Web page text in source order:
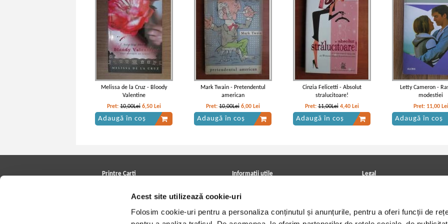
Acest site utilizează cookie-uri
Folosim cookie-uri pentru a personaliza conținutul și anunțurile, pentru a oferi funcții de
Melissa de la Cruz - Bloody
Valentine
Pret: 10,00Lei 6,50 Lei
Adaugă în coș
Mark Twain - Pretendentul
american
Pret:10,00Lei 6,00 Lei
Adaugă în coș
Cinzia Felicetti - Absolut
stralucitoare!
Pret:11,00Lei 4,40 Lei
Adaugă în coș
Letty Cameron -
modestiei
Pret: 11,00 Lei
Adaugă în coș
Printre Carti Informatii utile
Achizitii viniluri, casete, CD/DVD
Cum cumpar?
Politica de livrare
Legal
Termeni si conditii
Utilizare cookie-uri